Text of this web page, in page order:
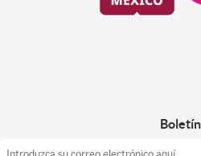
Boletín